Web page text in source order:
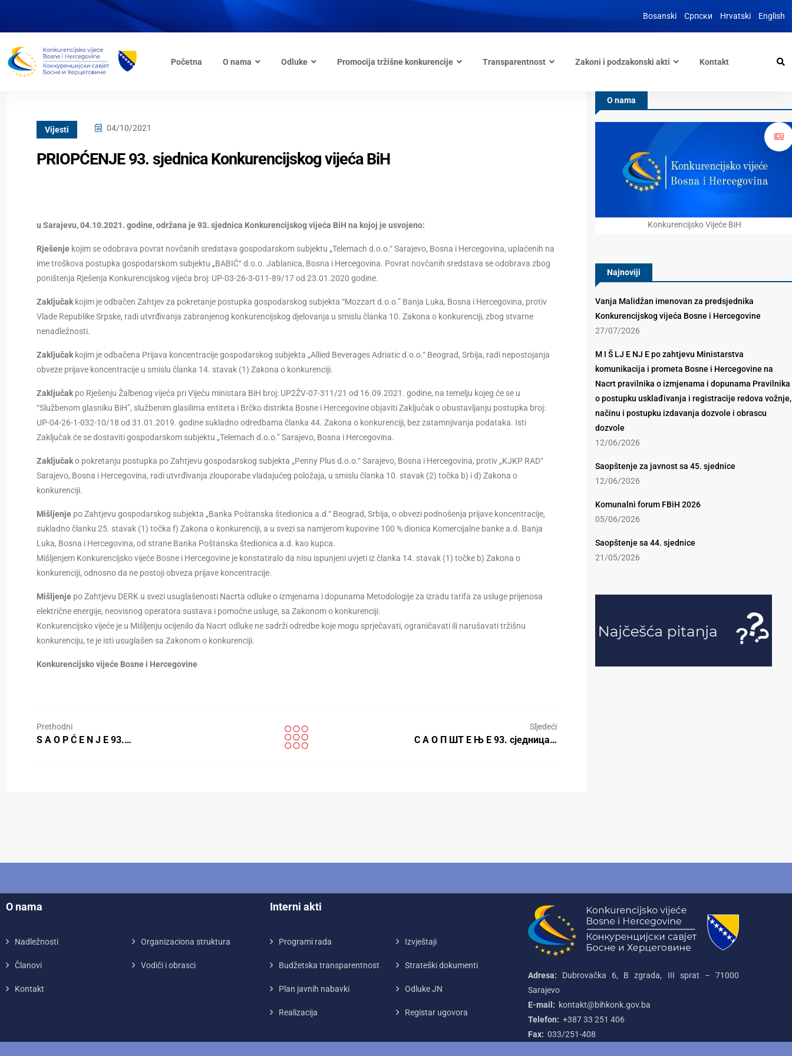
Bosanski Српски Hrvatski English
Početna O nama Odluke Promocija tržišne konkurencije Transparentnost Zakoni i podzakonski akti Kontakt
Vijesti 04/10/2021
PRIOPĆENJE 93. sjednica Konkurencijskog vijeća BiH
u Sarajevu, 04.10.2021. godine, održana je 93. sjednica Konkurencijskog vijeća BiH na kojoj je usvojeno:
Rješenje kojim se odobrava povrat novčanih sredstava gospodarskom subjektu „Telemach d.o.o.“ Sarajevo, Bosna i Hercegovina, uplaćenih na
ime troškova postupka gospodarskom subjektu „BABIĆ“ d.o.o. Jablanica, Bosna i Hercegovina. Povrat novčanih sredstava se odobrava zbog
poništenja Rješenja Konkurencijskog vijeća broj: UP-03-26-3-011-89/17 od 23.01.2020 godine.
Zaključak kojim je odbačen Zahtjev za pokretanje postupka gospodarskog subjekta “Mozzart d.o.o.” Banja Luka, Bosna i Hercegovina, protiv
Vlade Republike Srpske, radi utvrđivanja zabranjenog konkurencijskog djelovanja u smislu članka 10. Zakona o konkurenciji, zbog stvarne
nenadležnosti.
Zaključak kojim je odbačena Prijava koncentracije gospodarskog subjekta „Allied Beverages Adriatic d.o.o.“ Beograd, Srbija, radi nepostojanja
obveze prijave koncentracije u smislu članka 14. stavak (1) Zakona o konkurenciji.
Zaključak po Rješenju Žalbenog vijeća pri Vijeću ministara BiH broj: UP2ŽV-07-311/21 od 16.09.2021. godine, na temelju kojeg će se u
“Službenom glasniku BiH”, službenim glasilima entiteta i Brčko distrikta Bosne i Hercegovine objaviti Zaključak o obustavljanju postupka broj:
UP-04-26-1-032-10/18 od 31.01.2019. godine sukladno odredbama članka 44. Zakona o konkurenciji, bez zatamnjivanja podataka. Isti
Zaključak će se dostaviti gospodarskom subjektu „Telemach d.o.o.” Sarajevo, Bosna i Hercegovina.
Zaključako pokretanju postupka po Zahtjevu gospodarskog subjekta „Penny Plus d.o.o.“ Sarajevo, Bosna i Hercegovina, protiv „KJKP RAD“
Sarajevo, Bosna i Hercegovina, radi utvrđivanja zlouporabe vladajućeg položaja, u smislu članka 10. stavak (2) točka b) i d) Zakona o
konkurenciji.
Mišljenje po Zahtjevu gospodarskog subjekta „Banka Poštanska štedionica a.d.“ Beograd, Srbija, o obvezi podnošenja prijave koncentracije,
sukladno članku 25. stavak (1) točka f) Zakona o konkurenciji, a u svezi sa namjerom kupovine 100 % dionica Komercijalne banke a.d. Banja
Luka, Bosna i Hercegovina, od strane Banka Poštanska štedionica a.d. kao kupca.
Mišljenjem Konkurencijsko vijeće Bosne i Hercegovine je konstatiralo da nisu ispunjeni uvjeti iz članka 14. stavak (1) točke b) Zakona o
konkurenciji, odnosno da ne postoji obveza prijave koncentracije.
Mišljenje po Zahtjevu DERK u svezi usuglašenosti Nacrta odluke o izmjenama i dopunama Metodologije za izradu tarifa za usluge prijenosa
električne energije, neovisnog operatora sustava i pomoćne usluge, sa Zakonom o konkurenciji.
Konkurencijsko vijeće je u Mišljenju ocijenilo da Nacrt odluke ne sadrži odredbe koje mogu sprječavati, ograničavati ili narušavati tržišnu
konkurenciju, te je isti usuglašen sa Zakonom o konkurenciji.
Konkurencijsko vijeće Bosne i Hercegovine
Prethodni
S A O P Ć E N J E 93.…
Sljedeći
С А О П ШТ Е Њ Е 93. сједница…
O nama
Konkurencijsko Vijeće BiH
Najnoviji
Vanja Malidžan imenovan za predsjednika
Konkurencijskog vijeća Bosne i Hercegovine
27/07/2026
M I Š LJ E NJ E po zahtjevu Ministarstva
komunikacija i prometa Bosne i Hercegovine na
Nacrt pravilnika o izmjenama i dopunama Pravilnika
o postupku usklađivanja i registracije redova vožnje,
načinu i postupku izdavanja dozvole i obrascu
dozvole
12/06/2026
Saopštenje za javnost sa 45. sjednice
12/06/2026
Komunalni forum FBiH 2026
05/06/2026
Saopštenje sa 44. sjednice
21/05/2026
O nama
Nadležnosti Organizaciona struktura
Članovi Vodiči i obrasci
Kontakt
Interni akti
Programi rada Izvještaji
Budžetska transparentnost Strateški dokumenti
Plan javnih nabavki Odluke JN
Realizacija Registar ugovora
Adresa: Dubrovačka 6, B zgrada, III sprat – 71000‌
Sarajevo
E-mail: kontakt@bihkonk.gov.ba
Telefon: +387‌ 33‌ 251‌ 406
Fax: 033/251-408